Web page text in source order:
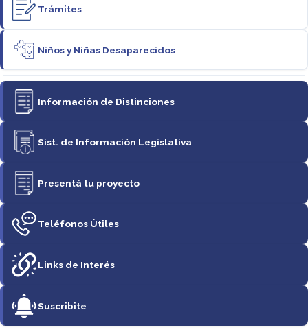
Trámites
Niños y Niñas Desaparecidos
Información de Distinciones
Sist. de Información Legislativa
Presentá tu proyecto
Teléfonos Útiles
Links de Interés
Suscribite